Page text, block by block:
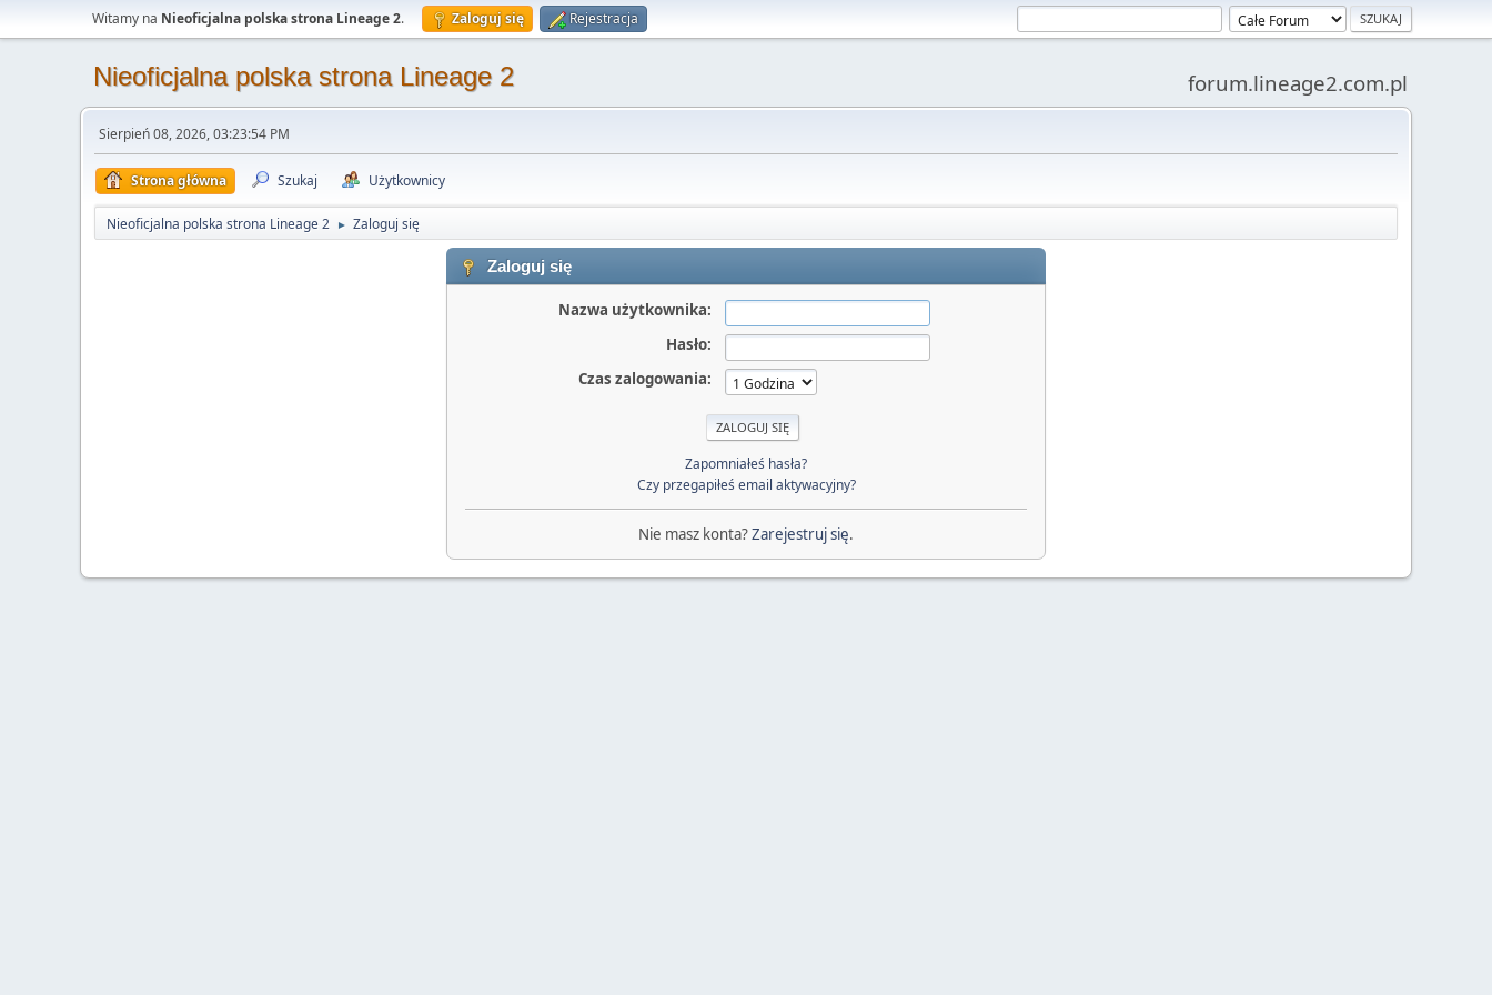
Witamy na Nieoficjalna polska strona Lineage 2. Zaloguj się Rejestracja
Nieoficjalna polska strona Lineage 2 forum.lineage2.com.pl
Sierpień 08, 2026, 03:23:54 PM
Strona główna Szukaj Użytkownicy
Nieoficjalna polska strona Lineage 2 ► Zaloguj się
Zaloguj się
Nazwa użytkownika:
Hasło:
Czas zalogowania:
Zapomniałeś hasła?
Czy przegapiłeś email aktywacyjny?
Nie masz konta?Zarejestruj się.